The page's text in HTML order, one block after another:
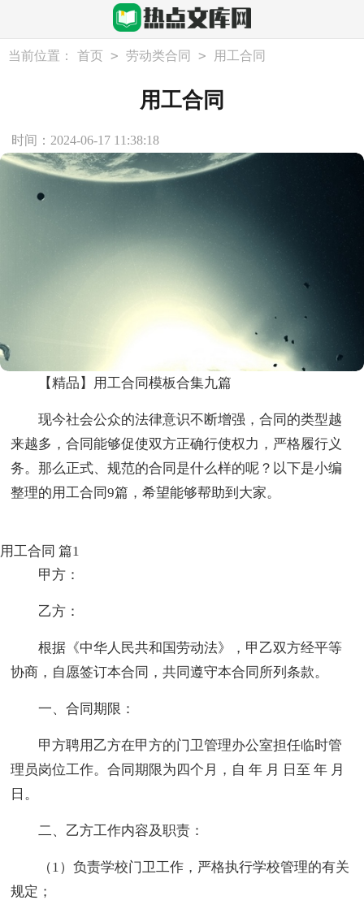
当前位置： 首页 > 劳动类合同 > 用工合同
用工合同
时间：2024-06-17 11:38:18
【精品】用工合同模板合集九篇
现今社会公众的法律意识不断增强，合同的类型越
来越多，合同能够促使双方正确行使权力，严格履行义
务。那么正式、规范的合同是什么样的呢？以下是小编
整理的用工合同9篇，希望能够帮助到大家。
用工合同 篇1
甲方：
乙方：
根据《中华人民共和国劳动法》，甲乙双方经平等
协商，自愿签订本合同，共同遵守本合同所列条款。
一、合同期限：
甲方聘用乙方在甲方的门卫管理办公室担任临时管
理员岗位工作。合同期限为四个月，自 年 月 日至 年 月
日。
二、乙方工作内容及职责：
（1）负责学校门卫工作，严格执行学校管理的有关
规定；